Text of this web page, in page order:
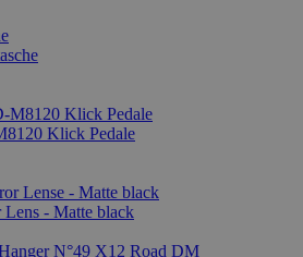
Klick Pedale
- Matte black